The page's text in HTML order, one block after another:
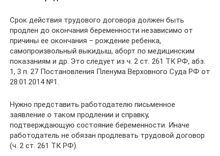
Срок действия трудового договора должен быть
продлен до окончания беременности независимо от
причины ее окончания – рождение ребенка,
самопроизвольный выкидыш, аборт по медицинским
показаниям и др. Это следует из ч. 2 ст. 261 ТК РФ, абз.
1, 3 п. 27 Постановления Пленума Верховного Суда РФ от
28.01.2014 №1.
Нужно представить работодателю письменное
заявление о таком продлении и справку,
подтверждающую состояние беременности. Иначе
работодатель не обязан продлевать трудовой договор
(ч. 2 ст. 261 ТК РФ).